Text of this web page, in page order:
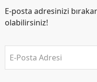
E-posta adresinizi
olabilirsiniz!
E-Posta Adresi